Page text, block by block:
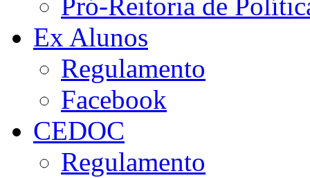
Pró-Reitoria de
Ex Alunos
Regulamento
Facebook
CEDOC
Regulamento